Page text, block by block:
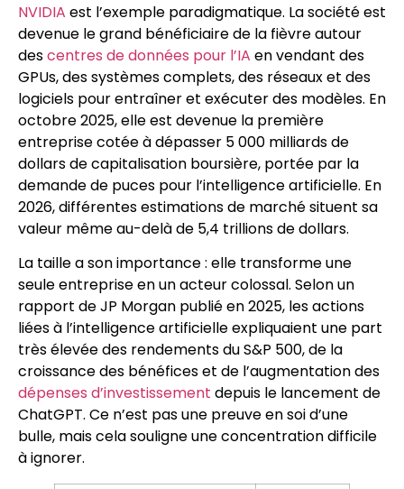
NVIDIA est l’exemple paradigmatique. La société est
devenue le grand bénéficiaire de la fièvre autour
descentres de données pour l’IA en vendant des
GPUs, des systèmes complets, des réseaux et des
logiciels pour entraîner et exécuter des modèles. En
octobre 2025, elle est devenue la première
entreprise cotée à dépasser 5 000 milliards de
dollars de capitalisation boursière, portée par la
demande de puces pour l’intelligence artificielle. En
2026, différentes estimations de marché situent sa
valeur même au-delà de 5,4 trillions de dollars.
La taille a son importance : elle transforme une
seule entreprise en un acteur colossal. Selon un
rapport de JP Morgan publié en 2025, les actions
liées à l’intelligence artificielle expliquaient une part
très élevée des rendements du S&P 500, de la
croissance des bénéfices et de l’augmentation des
dépenses d’investissement depuis le lancement de
ChatGPT. Ce n’est pas une preuve en soi d’une
bulle, mais cela souligne une concentration difficile
à ignorer.